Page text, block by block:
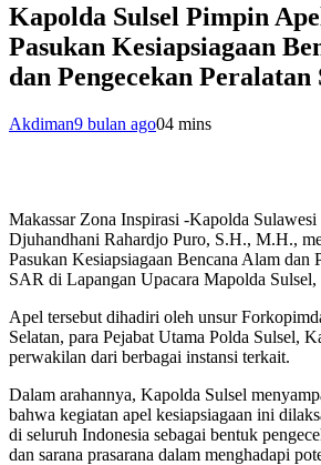
Kapolda Sulsel Pimpin
Pasukan Kesiapsiagaan
dan Pengecekan Peralatan
Akdiman9 bulan ago04 mins
Makassar Zona Inspirasi -Kapolda Sulawesi
Djuhandhani Rahardjo Puro, S.H., M.H.,
Pasukan Kesiapsiagaan Bencana Alam dan
SAR di Lapangan Upacara Mapolda
Apel tersebut dihadiri oleh unsur
Selatan, para Pejabat Utama Polda Sulsel,
perwakilan dari berbagai instansi terkait.
Dalam arahannya, Kapolda Sulsel
bahwa kegiatan apel kesiapsiagaan ini
di seluruh Indonesia sebagai bentuk
dan sarana prasarana dalam menghadapi